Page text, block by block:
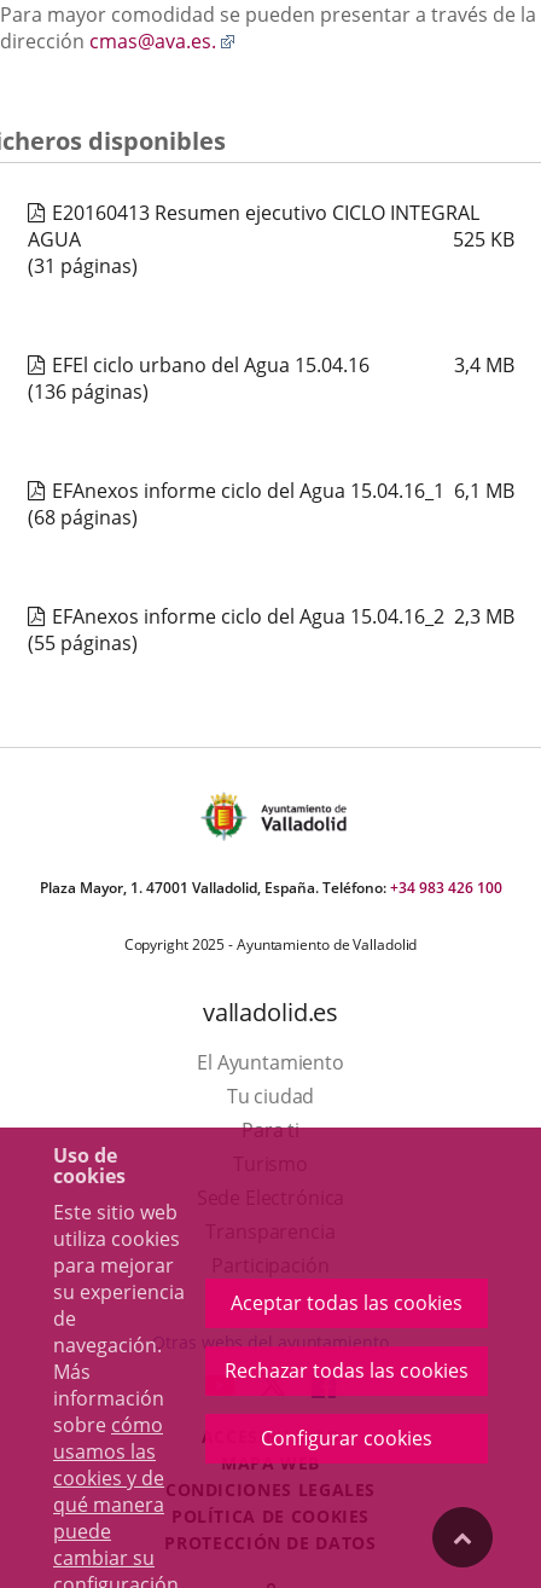
Uso de
cookies
Este sitio web
utiliza cookies
para mejorar
su experiencia
de
navegación.
Más
información
sobre cómo
usamos las
cookies y de
qué manera
puede
cambiar su
Aceptar todas las cookies
Rechazar todas las cookies
Configurar cookies
Para mayor comodidad se pueden presentar a través de la
dirección cmas@ava.es.
disponibles
E20160413 Resumen ejecutivo CICLO INTEGRAL
AGUA
525 KB
(31 páginas)
EFEl ciclo urbano del Agua 15.04.16 3,4 MB
(136 páginas)
EFAnexos informe ciclo del Agua 15.04.16_1 6,1 MB
(68 páginas)
EFAnexos informe ciclo del Agua 15.04.16_2 2,3 MB
(55 páginas)
Plaza Mayor, 1. 47001 Valladolid, España. Teléfono:+34 983 426 100
Copyright 2025 - Ayuntamiento de Valladolid
valladolid.es
El Ayuntamiento
Tu ciudad
Para ti
en
una
ventana
nueva.
aplicación
externa.
Otras webs del ayuntamiento
ENLACE
A
UNA
APLICACIÓN
EXTERNA.
ENLACE
A
UNA
APLICACIÓN
EXTERNA.
ENLACE
A
UNA
EXTERNA.
ACCESIBILIDAD
MAPA WEB
CONDICIONES LEGALES
POLÍTICA DE COOKIES
PROTECCIÓN DE DATOS
"Volver